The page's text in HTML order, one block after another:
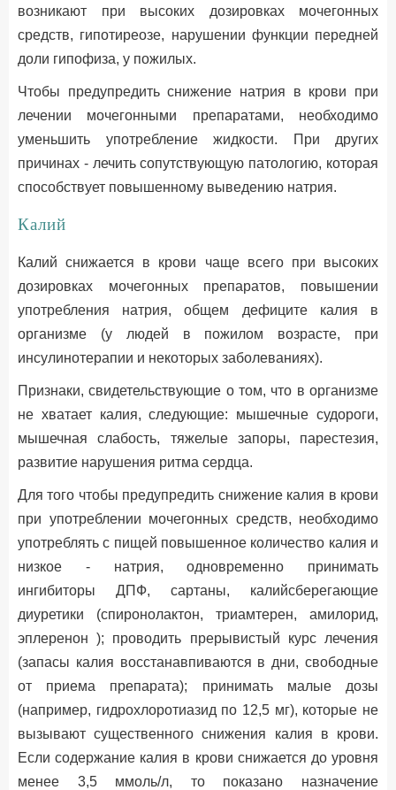
возникают при высоких дозировках мочегонных
средств, гипотиреозе, нарушении функции передней
доли гипофиза, у пожилых.
Чтобы предупредить снижение натрия в крови при
лечении мочегонными препаратами, необходимо
уменьшить употребление жидкости. При других
причинах - лечить сопутствующую патологию, которая
способствует повышенному выведению натрия.
Калий
Калий снижается в крови чаще всего при высоких
дозировках мочегонных препаратов, повышении
употребления натрия, общем дефиците калия в
организме (у людей в пожилом возрасте, при
инсулинотерапии и некоторых заболеваниях).
Признаки, свидетельствующие о том, что в организме
не хватает калия, следующие: мышечные судороги,
мышечная слабость, тяжелые запоры, парестезия,
развитие нарушения ритма сердца.
Для того чтобы предупредить снижение калия в крови
при употреблении мочегонных средств, необходимо
употреблять с пищей повышенное количество калия и
низкое - натрия, одновременно принимать
ингибиторы ДПФ, сартаны, калийсберегающие
диуретики (спиронолактон, триамтерен, амилорид,
эплеренон ); проводить прерывистый курс лечения
(запасы калия восстанавпиваются в дни, свободные
от приема препарата); принимать малые дозы
(например, гидрохлоротиазид по 12,5 мг), которые не
вызывают существенного снижения калия в крови.
Если содержание калия в крови снижается до уровня
менее 3,5 ммоль/л, то показано назначение